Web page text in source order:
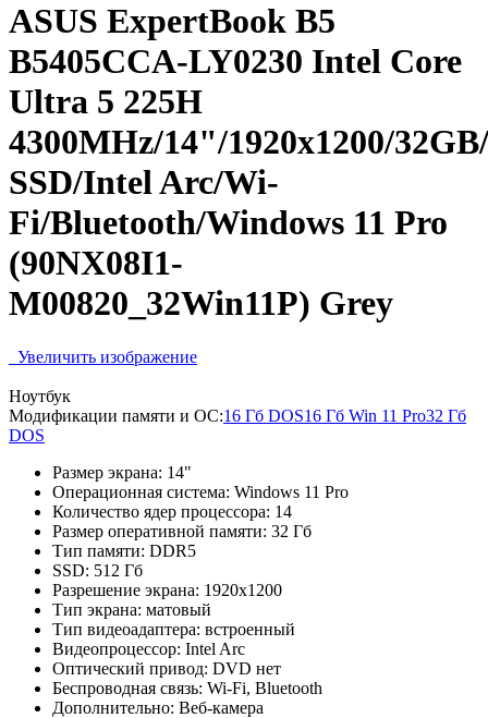
ASUS ExpertBook B5
B5405CCA-LY0230 Intel Core
Ultra 5 225H
4300MHz/14"/1920x1200/
SSD/Intel Arc/Wi-
Fi/Bluetooth/Windows 11 Pro
(90NX08I1-
M00820_32Win11P) Grey
Увеличить изображение
Ноутбук
Модификации памяти и ОС:16 Гб DOS16 Гб Win 11 Pro32 Гб
DOS
Размер экрана: 14"
Операционная система: Windows 11 Pro
Количество ядер процессора: 14
Размер оперативной памяти: 32 Гб
Тип памяти: DDR5
SSD: 512 Гб
Разрешение экрана: 1920x1200
Тип экрана: матовый
Тип видеоадаптера: встроенный
Видеопроцессор: Intel Arc
Оптический привод: DVD нет
Беспроводная связь: Wi-Fi, Bluetooth
Дополнительно: Веб-камера